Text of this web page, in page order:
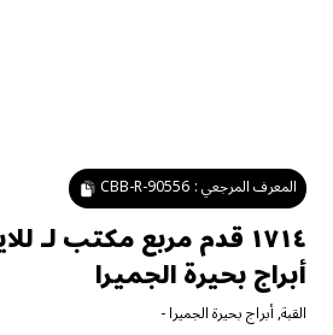
المعرف المرجعي : CBB-R-90556
١٧١٤ قدم مربع مكتب لـ
أبراج بحيرة الجميرا
القبة,أبراج بحيرة الجميرا-